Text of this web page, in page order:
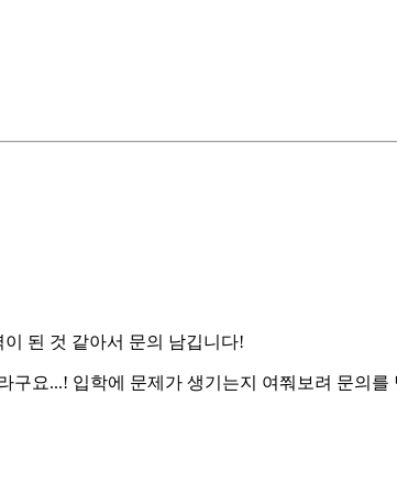
된 것 같아서 문의 남깁니다!
구요...! 입학에 문제가 생기는지 여쭤보려 문의를